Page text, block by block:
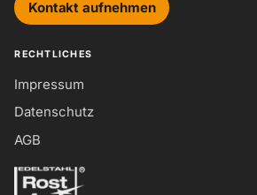
Kontakt aufnehmen
RECHTLICHES
Impressum
Datenschutz
AGB